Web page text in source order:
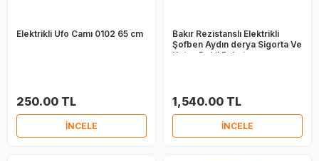
Elektrikli Ufo Camı 0102 65 cm
250.00 TL
İNCELE
Bakır Rezistanslı Elektrikli
Şofben Aydın derya Sigorta Ve
Kutus Dahil Paket
1,540.00 TL
İNCELE